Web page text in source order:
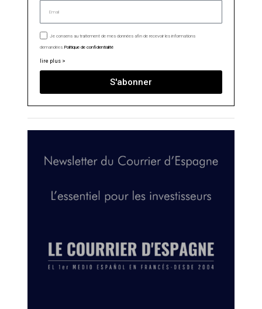
Je consens au traitement de mes données afin de recevoir les informations
demandées.Politique de confidentialité
lire plus >
S'abonner